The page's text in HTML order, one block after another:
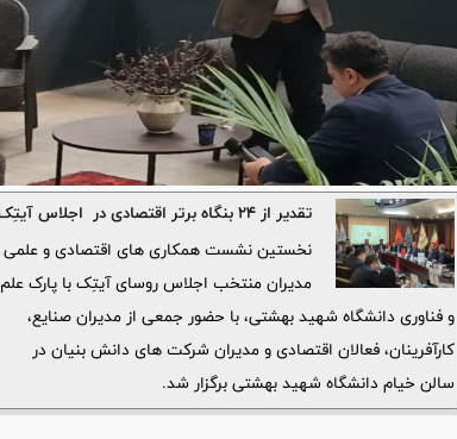
تقدیر از ۲۴ بنگاه برتر اقتصادی در اجلاس آیتِک
نخستین نشست همکاری های اقتصادی و علمی
مدیران منتخب اجلاس روسای آیتِک با پارک علم
و فناوری دانشگاه شهید بهشتی، با حضور جمعی از مدیران صنایع،
کارآفرینان، فعالان اقتصادی و مدیران شرکت های دانش بنیان در
سالن خیام دانشگاه شهید بهشتی برگزار شد.